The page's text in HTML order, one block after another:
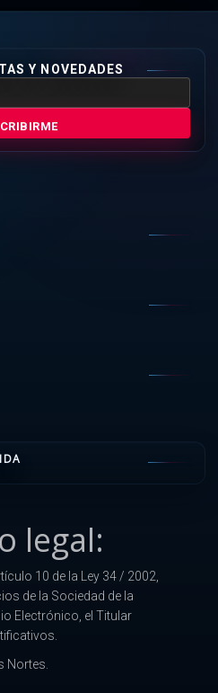
Y NOVEDADES
legal:
10 de la Ley 34 / 2002,
de la Sociedad de la
Electrónico, el Titular
Nortes.